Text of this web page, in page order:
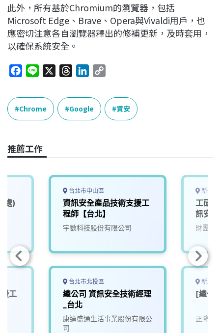
此外，所有基於Chromium的瀏覽器，包括
Microsoft Edge、Brave、Opera與Vivaldi用戶，也
應密切注意各自瀏覽器釋出的修補更新，及時套用，
以確保系統安全。
c
e
b
o
k
n
e
r
e
a
n
k
e
n
p
y
L
k
Chrome Google 資安
推薦工作
處)
工
台北市中山區
資訊安全產品技術支援工
程師【台北】
宇數科技股份有限公司
台北市北投區
總公司 資訊安全技術經理
_台北
康達盛通生活事業股份有限公
司
新竹
工研
訊安
財團法
新北
[總公
正隆股